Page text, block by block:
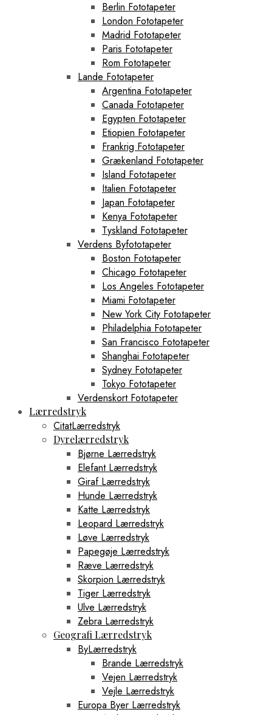
Berlin Fototapeter
London Fototapeter
Madrid Fototapeter
Paris Fototapeter
Rom Fototapeter
Lande Fototapeter
Argentina Fototapeter
Canada Fototapeter
Egypten Fototapeter
Etiopien Fototapeter
Frankrig Fototapeter
Grækenland Fototapeter
Island Fototapeter
Italien Fototapeter
Japan Fototapeter
Kenya Fototapeter
Tyskland Fototapeter
Verdens Byfototapeter
Boston Fototapeter
Chicago Fototapeter
Los Angeles Fototapeter
Miami Fototapeter
New York City Fototapeter
Philadelphia Fototapeter
San Francisco Fototapeter
Shanghai Fototapeter
Sydney Fototapeter
Tokyo Fototapeter
Verdenskort Fototapeter
Lærredstryk
CitatLærredstryk
Dyrelærredstryk
Bjørne Lærredstryk
Elefant Lærredstryk
Giraf Lærredstryk
Hunde Lærredstryk
Katte Lærredstryk
Leopard Lærredstryk
Løve Lærredstryk
Papegøje Lærredstryk
Ræve Lærredstryk
Skorpion Lærredstryk
Tiger Lærredstryk
Ulve Lærredstryk
Zebra Lærredstryk
Geografi Lærredstryk
ByLærredstryk
Brande Lærredstryk
Vejen Lærredstryk
Vejle Lærredstryk
Europa Byer Lærredstryk